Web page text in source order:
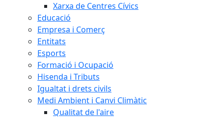
Xarxa de Centres Cívics
Educació
Empresa i Comerç
Entitats
Esports
Formació i Ocupació
Hisenda i Tributs
Igualtat i drets civils
Medi Ambient i Canvi Climàtic
Qualitat de l'aire